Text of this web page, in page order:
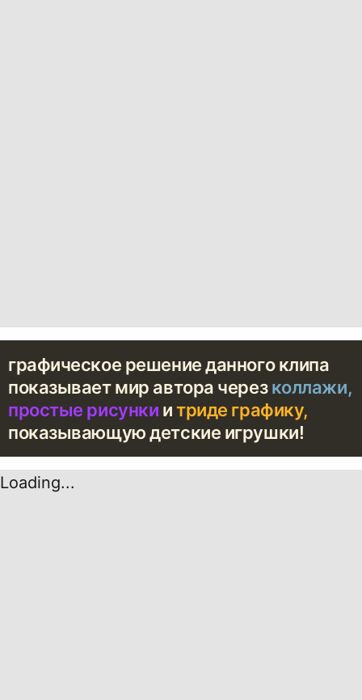
графическое решение данного клипа
показывает мир автора черезколлажи,
простые рисунки итриде графику,
показывающую детские игрушки!
Loading...